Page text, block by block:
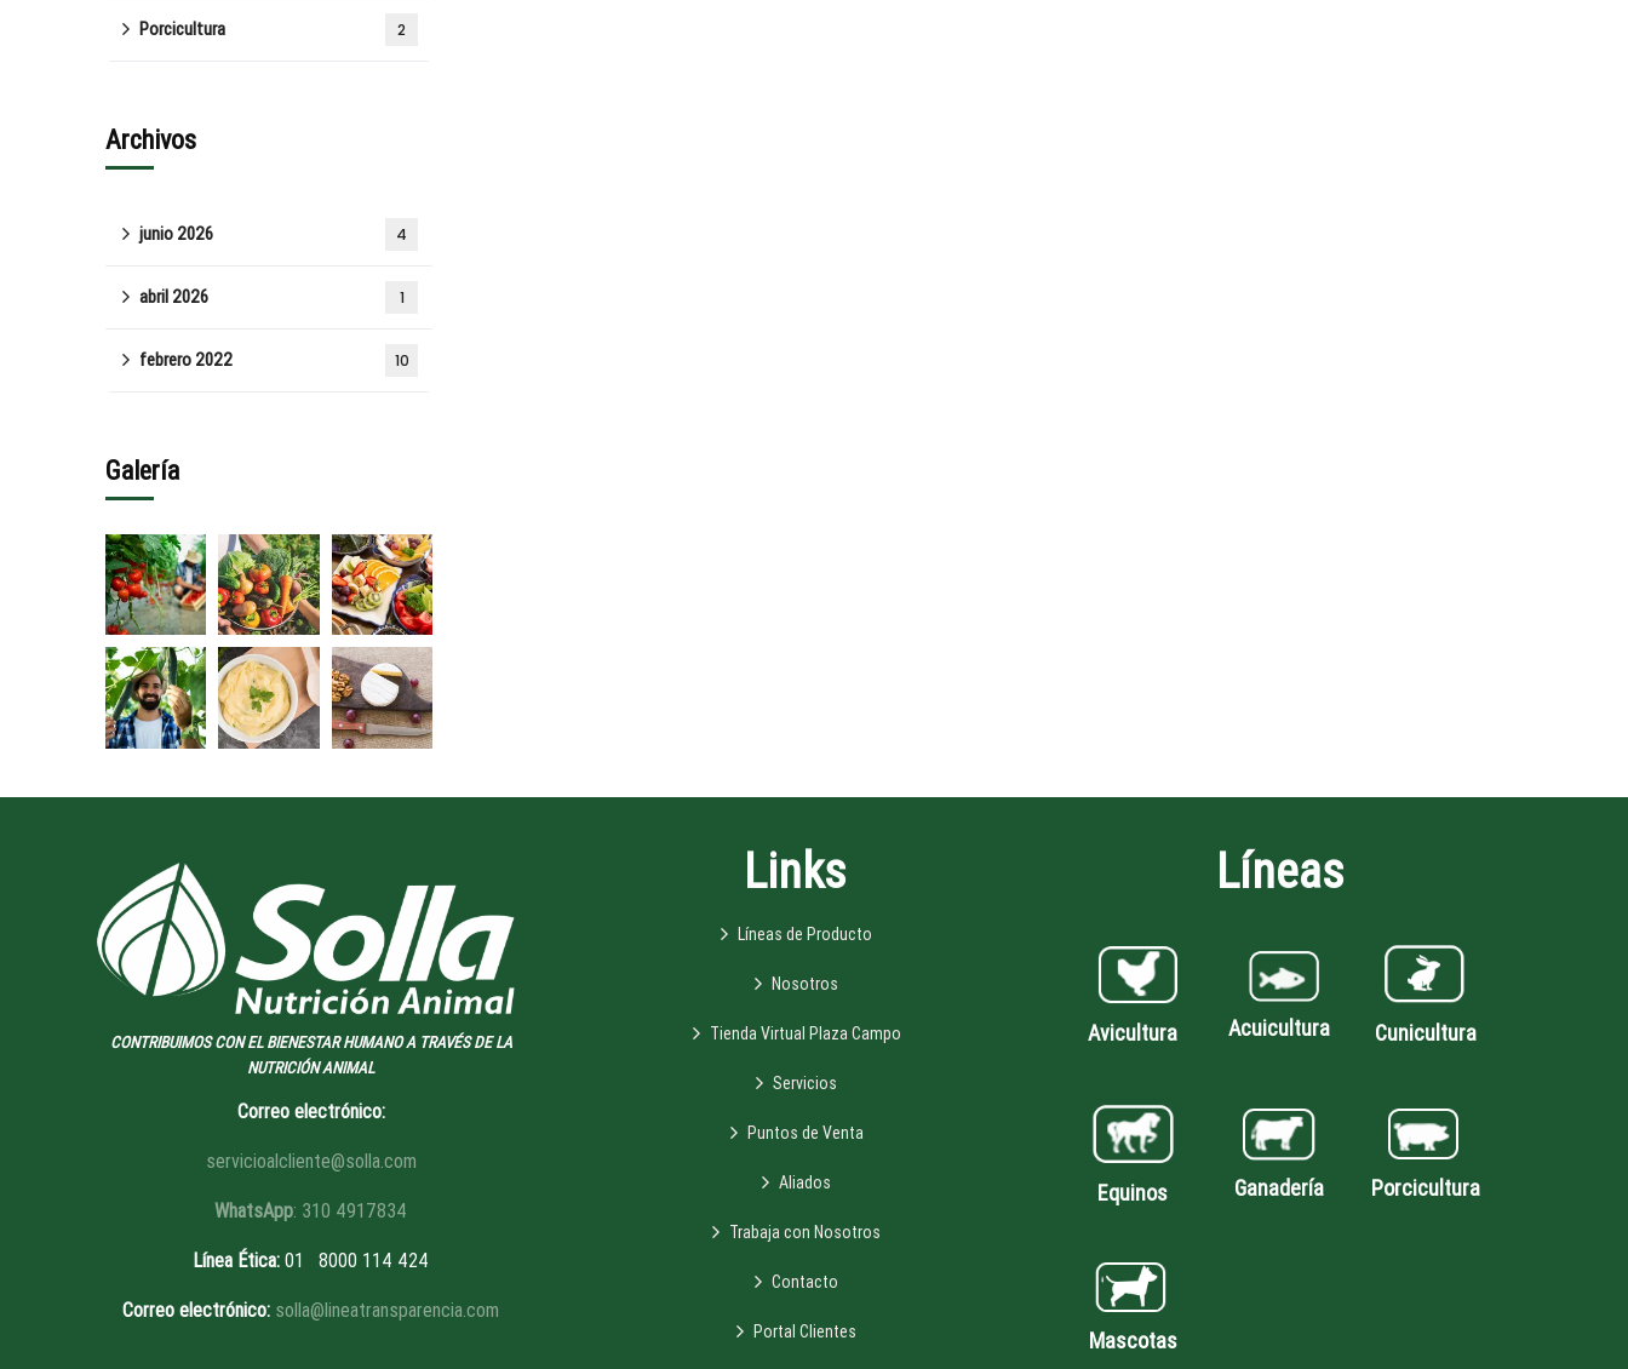
Porcicultura 2
Archivos
junio 2026 4
abril 2026 1
febrero 2022 10
Galería
CONTRIBUIMOS CON EL BIENESTAR HUMANO A TRAVÉS DE LA
NUTRICIÓN ANIMAL
Correo electrónico:
servicioalcliente@solla.com
WhatsApp: 310 4917834
Línea Ética: 01 8000 114 424
Correo electrónico: solla@lineatransparencia.com
Links
Líneas de Producto
Nosotros
Tienda Virtual Plaza Campo
Servicios
Puntos de Venta
Aliados
Trabaja con Nosotros
Contacto
Portal Clientes
Líneas
Avicultura Acuicultura Cunicultura
Equinos Ganadería Porcicultura
Mascotas